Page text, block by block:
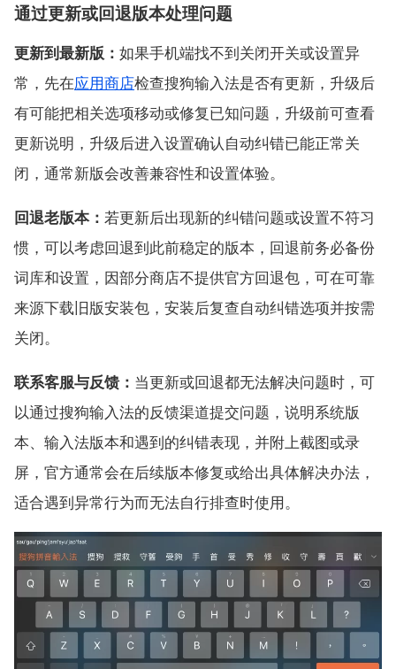
通过更新或回退版本处理问题
更新到最新版： 如果手机端找不到关闭开关或设置异
常，先在应用商店检查搜狗输入法是否有更新，升级后
有可能把相关选项移动或修复已知问题，升级前可查看
更新说明，升级后进入设置确认自动纠错已能正常关
闭，通常新版会改善兼容性和设置体验。
回退老版本： 若更新后出现新的纠错问题或设置不符习
惯，可以考虑回退到此前稳定的版本，回退前务必备份
词库和设置，因部分商店不提供官方回退包，可在可靠
来源下载旧版安装包，安装后复查自动纠错选项并按需
关闭。
联系客服与反馈： 当更新或回退都无法解决问题时，可
以通过搜狗输入法的反馈渠道提交问题，说明系统版
本、输入法版本和遇到的纠错表现，并附上截图或录
屏，官方通常会在后续版本修复或给出具体解决办法，
适合遇到异常行为而无法自行排查时使用。